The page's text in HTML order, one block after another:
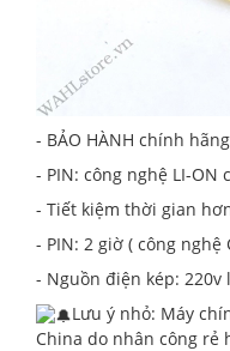
- BẢO HÀNH chính
- PIN: công nghệ LI-ON
- Tiết kiệm thời gian
- PIN: 2 giờ ( công nghệ
- Nguồn điện kép: 220v
Lưu ý nhỏ: Máy
China do nhân công rẻ